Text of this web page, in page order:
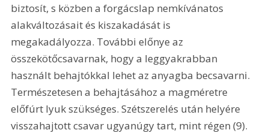
biztosít, s közben a forgácslap nemkívánatos
alakváltozásait és kiszakadását is
megakadályozza. További előnye az
összekötőcsavarnak, hogy a leggyakrabban
használt behajtókkal lehet az anyagba becsavarni.
Természetesen a behajtásához a magméretre
előfúrt lyuk szükséges. Szétszerelés után helyére
visszahajtott csavar ugyanúgy tart, mint régen (9).